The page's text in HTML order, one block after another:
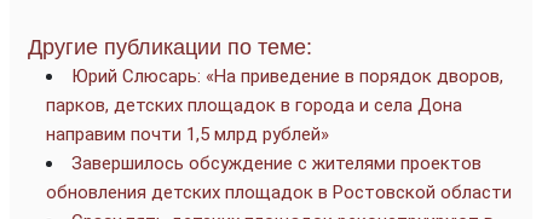
Другие публикации по теме:
Юрий Слюсарь: «На приведение в порядок дворов,
парков, детских площадок в города и села Дона
направим почти 1,5 млрд рублей»
Завершилось обсуждение с жителями проектов
обновления детских площадок в Ростовской области